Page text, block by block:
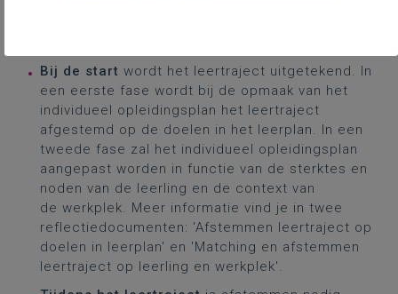
Bij de start wordt het leertraject uitgetekend. In
een eerste fase wordt bij de opmaak van het
individueel opleidingsplan het leertraject
afgestemd op de doelen in het leerplan. In een
tweede fase zal het individueel opleidingsplan
aangepast worden in functie van de sterktes en
noden van de leerling en de context van
de werkplek. Meer informatie vind je in twee
reflectiedocumenten: 'Afstemmen leertraject op
doelen in leerplan' en 'Matching en afstemmen
leertraject op leerling en werkplek'.